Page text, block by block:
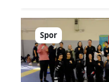
Spor